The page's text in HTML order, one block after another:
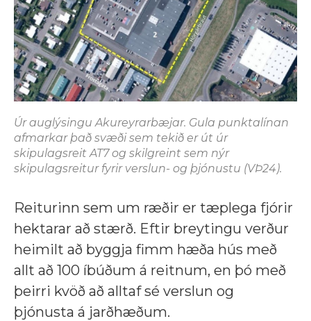
Úr auglýsingu Akureyrarbæjar. Gula punktalínan
afmarkar það svæði sem tekið er út úr
skipulagsreit AT7 og skilgreint sem nýr
skipulagsreitur fyrir verslun- og þjónustu (VÞ24).
Reiturinn sem um ræðir er tæplega fjórir
hektarar að stærð. Eftir breytingu verður
heimilt að byggja fimm hæða hús með
allt að 100 íbúðum á reitnum, en þó með
þeirri kvöð að alltaf sé verslun og
þjónusta á jarðhæðum.